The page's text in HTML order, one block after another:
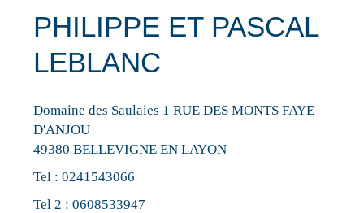
PHILIPPE ET PASCAL
LEBLANC
Domaine des Saulaies 1 RUE DES MONTS FAYE
D'ANJOU
49380 BELLEVIGNE EN LAYON
Tel :0241543066
Tel 2 :0608533947